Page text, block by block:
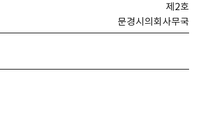
제2호
문경시의회사무국